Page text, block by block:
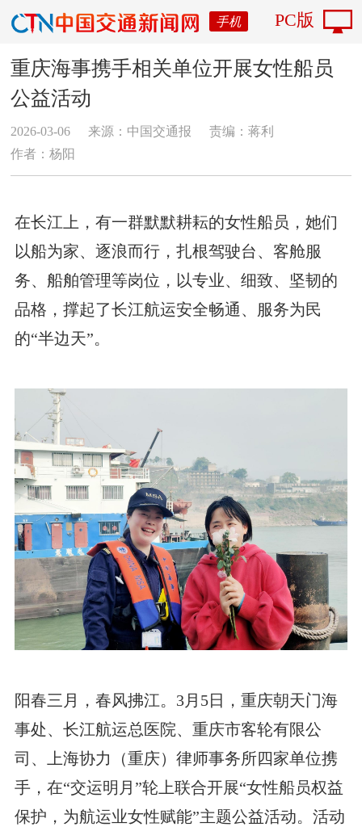
手机 PC版
重庆海事携手相关单位开展女性船员
公益活动
2026-03-06 来源：中国交通报
责编：蒋利
作者：杨阳
在长江上，有一群默默耕耘的女性船员，她们
以船为家、逐浪而行，扎根驾驶台、客舱服
务、船舶管理等岗位，以专业、细致、坚韧的
品格，撑起了长江航运安全畅通、服务为民
的“半边天”。
阳春三月，春风拂江。3月5日，重庆朝天门海
事处、长江航运总医院、重庆市客轮有限公
司、上海协力（重庆）律师事务所四家单位携
手，在“交运明月”轮上联合开展“女性船员权益
保护，为航运业女性赋能”主题公益活动。活动